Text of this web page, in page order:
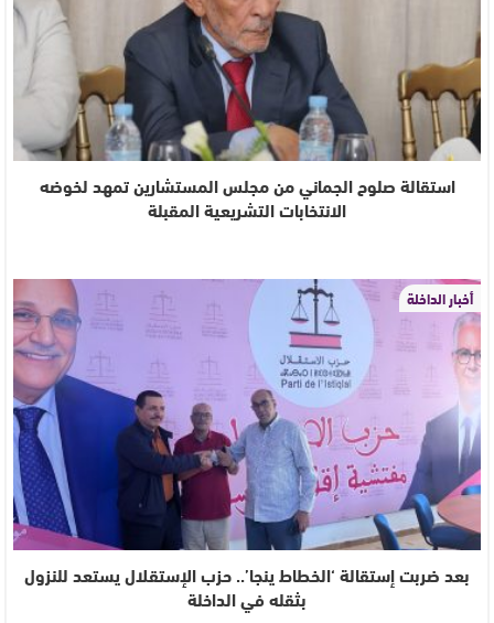
استقالة صلوح الجماني من مجلس المستشارين تمهد لخوضه
الانتخابات التشريعية المقبلة
أخبار الداخلة
بعد ضربت إستقالة ‘الخطاط ينجا’.. حزب الإستقلال يستعد للنزول
بثقله في الداخلة